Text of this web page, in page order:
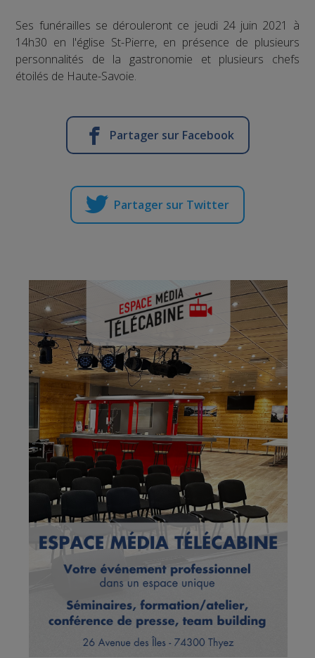
Ses funérailles se dérouleront ce jeudi 24 juin 2021 à
14h30 en l'église St-Pierre, en présence de plusieurs
personnalités de la gastronomie et plusieurs chefs
étoilés de Haute-Savoie.
Partager sur Facebook
Partager sur Twitter